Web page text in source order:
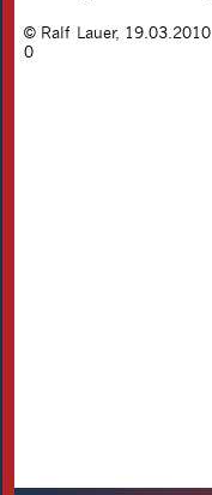
© Ralf Lauer, 19.03.2010
0